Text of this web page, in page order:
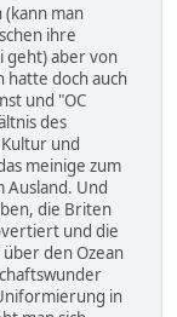
(kann man
ihre
geht) aber von
doch auch
und "OC
des
und
meinige zum
Ausland. Und
die Briten
und die
den Ozean
in